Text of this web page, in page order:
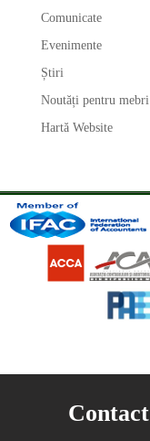
Comunicate
Evenimente
Știri
Noutăți pentru mebri
Hartă Website
Contact